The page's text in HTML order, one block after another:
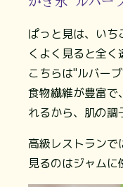
ぱっと見は、いち
くよく見ると全く
こちらは"ルバー
食物繊維が豊富で
れるから、肌の調
高級レストランで
見るのはジャムに